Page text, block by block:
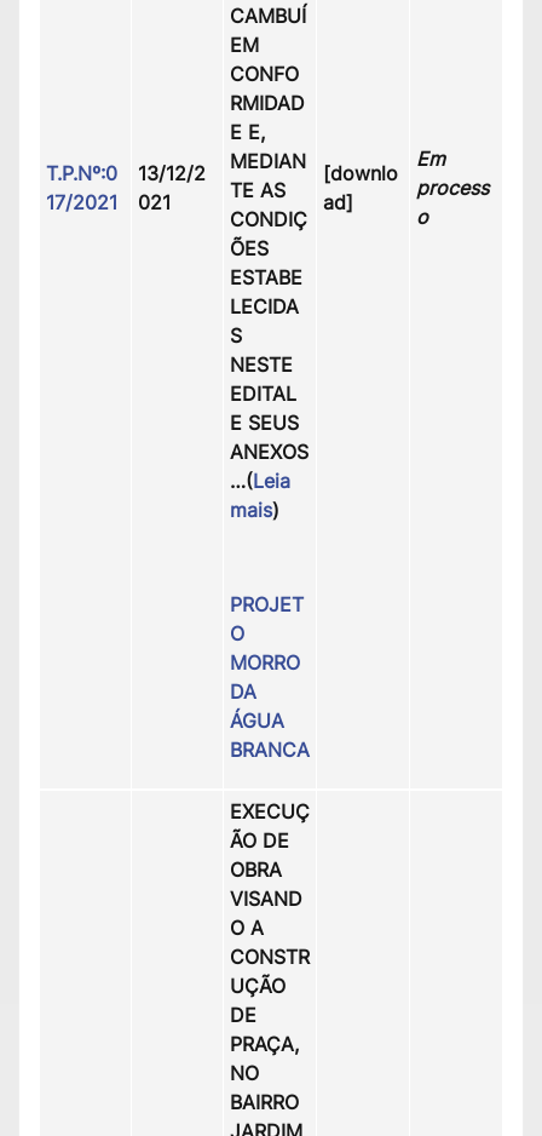
T.P.Nº:0
17/2021
13/12/2
021
CAMBUÍ
EM
CONFO
RMIDAD
E E,
MEDIAN
TE AS
CONDIÇ
ÕES
ESTABE
LECIDA
S
NESTE
EDITAL
E SEUS
ANEXOS
…(Leia
mais)
PROJET
O
MORRO
DA
ÁGUA
BRANCA
[downlo
ad]
Em
process
o
EXECUÇ
ÃO DE
OBRA
VISAND
O A
CONSTR
UÇÃO
DE
PRAÇA,
NO
BAIRRO
JARDIM